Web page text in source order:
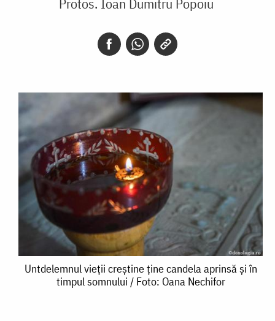
Protos. Ioan Dumitru Popoiu
Untdelemnul
Untdelemnul vieții creștine ține candela aprinsă și în
timpul somnului / Foto: Oana Nechifor